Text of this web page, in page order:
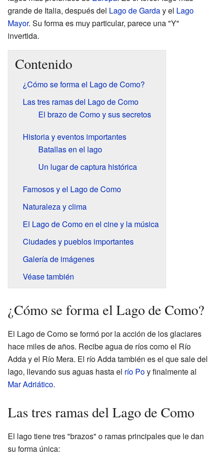
grande de Italia, después del Lago de Garday el Lago
Mayor. Su forma es muy particular, parece una "Y"
invertida.
Contenido
¿Cómo se forma el Lago de Como?
Las tres ramas del Lago de Como
El brazo de Como y sus secretos
Historia y eventos importantes
Batallas en el lago
Un lugar de captura histórica
Famosos y el Lago de Como
Naturaleza y clima
El Lago de Como en el cine y la música
Ciudades y pueblos importantes
Galería de imágenes
Véase también
¿Cómo se forma el Lago de Como?
El Lago de Como se formó por la acción de los glaciares
hace miles de años. Recibe agua de ríos como el Río
Adda y el Río Mera. El río Adda también es el que sale del
lago, llevando sus aguas hasta el río Poy finalmente al
Mar Adriático.
Las tres ramas del Lago de Como
El lago tiene tres "brazos" o ramas principales que le dan
su forma única: